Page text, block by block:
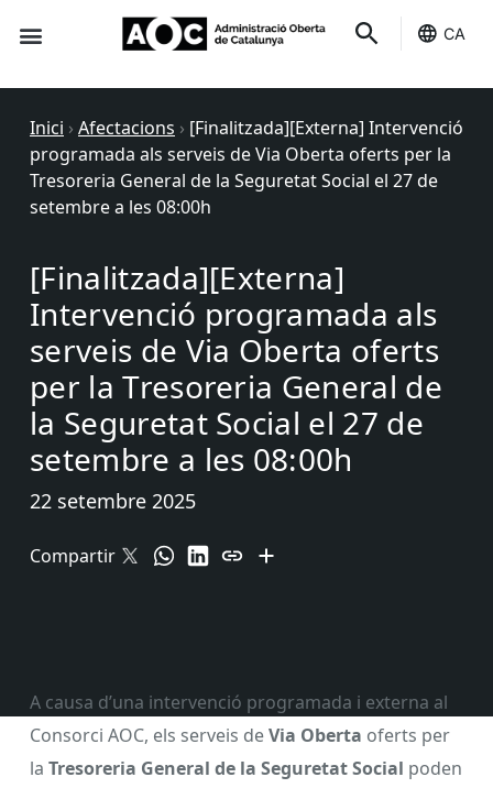
CA
Inici › Afectacions › [Finalitzada][Externa] Intervenció
programada als serveis de Via Oberta oferts per la
Tresoreria General de la Seguretat Social el 27 de
setembre a les 08:00h
[Finalitzada][Externa]
Intervenció programada als
serveis de Via Oberta oferts
per la Tresoreria General de
la Seguretat Social el 27 de
setembre a les 08:00h
22 setembre 2025
Compartir
A causa d’una intervenció programada i externa al
Consorci AOC, els serveis deVia Oberta oferts per
la Tresoreria General de la Seguretat Social poden